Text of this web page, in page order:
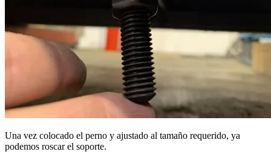
Una vez colocado el perno y ajustado al tamaño requerido, ya
podemos roscar el soporte.